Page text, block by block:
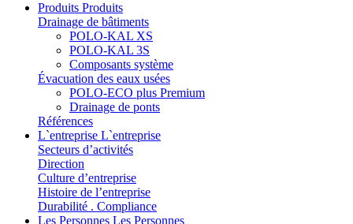
Produits Produits
Drainage de bâtiments
POLO-KAL XS
POLO-KAL 3S
Composants système
Évacuation des eaux usées
POLO-ECO plus Premium
Drainage de ponts
Références
L`entreprise L`entreprise
Secteurs d’activités
Direction
Culture d’entreprise
Histoire de l’entreprise
Durabilité . Compliance
Les Personnes Les Personnes